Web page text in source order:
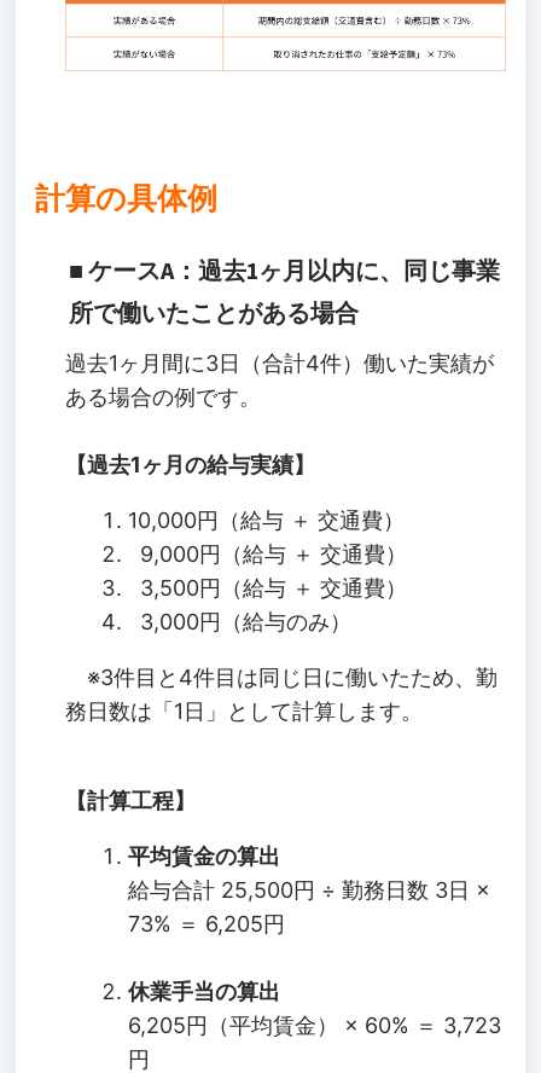
計算の具体例
ケースA：過去1ヶ月以内に、同じ事業
所で働いたことがある場合
過去1ヶ月間に3日（合計4件）働いた実績が
ある場合の例です。
【過去1ヶ月の給与実績】
10,000円（給与 ＋ 交通費）
9,000円（給与 ＋ 交通費）
3,500円（給与 ＋ 交通費）
3,000円（給与のみ）
※3件目と4件目は同じ日に働いたため、勤
務日数は「1日」として計算します。
【計算工程】
平均賃金の算出
給与合計 25,500円 ÷ 勤務日数 3日 ×
73% ＝ 6,205円
休業手当の算出
6,205円（平均賃金） × 60% ＝ 3,723
円